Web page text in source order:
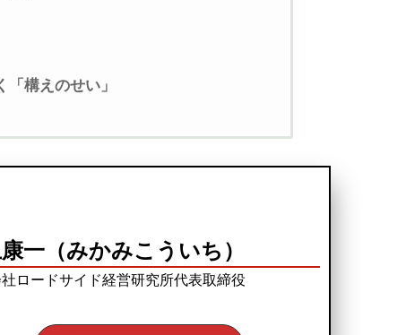
構えのせい」
一（みかみこういち）
ロードサイド経営研究所代表取締役